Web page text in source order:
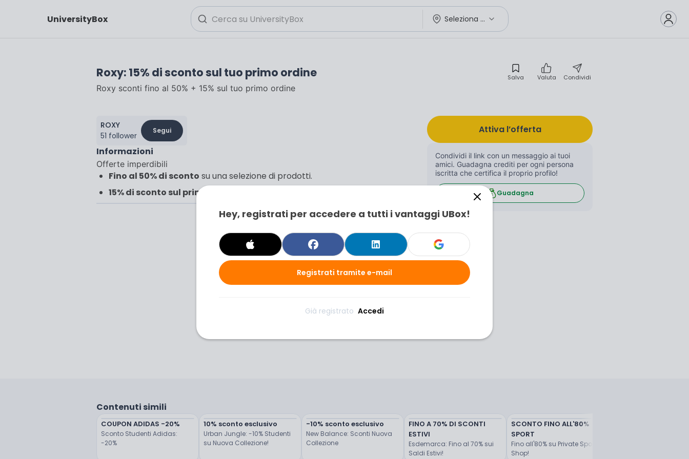
UniversityBox Seleziona città
Roxy: 15% di sconto sul tuo primo ordine Salva Valuta Condividi
Roxy sconti fino al 50% + 15% sul tuo primo ordine
ROXY
51 follower
Segui
Informazioni
Offerte imperdibili
Fino al 50% di sconto su una selezione di prodotti.
15% di sconto sul primo ordine
Attiva l’offerta
Condividi il link con un messaggio ai tuoi
amici. Guadagna crediti per ogni persona
iscritta che certifica il proprio profilo!
Guadagna
Contenuti simili
COUPON ADIDAS -20%
Sconto Studenti Adidas:
-20%
10% sconto esclusivo
Urban Jungle: -10% Studenti
su Nuova Collezione!
-10% sconto esclusivo
New Balance: Sconti Nuova
Collezione
FINO A 70% DI SCONTI
ESTIVI
Esdemarca: Fino al 70% sui
Saldi Estivi!
SCONTO FINO ALL'80%
SPORT
Fino all'80% su Private Sport
Shop!
Hey, registrati per accedere a tutti i vantaggi UBox!
Registrati tramite e-mail
Già registrato Accedi